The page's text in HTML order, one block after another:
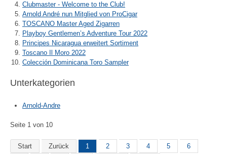
Clubmaster - Welcome to the Club!
Arnold André nun Mitglied von ProCigar
TOSCANO Master Aged Zigarren
Playboy Gentlemen’s Adventure Tour 2022
Principes Nicaragua erweitert Sortiment
Toscano Il Moro 2022
Colección Dominicana Toro Sampler
Unterkategorien
Arnold-Andre
Seite 1 von 10
Start Zurück 1 2 3 4 5
6